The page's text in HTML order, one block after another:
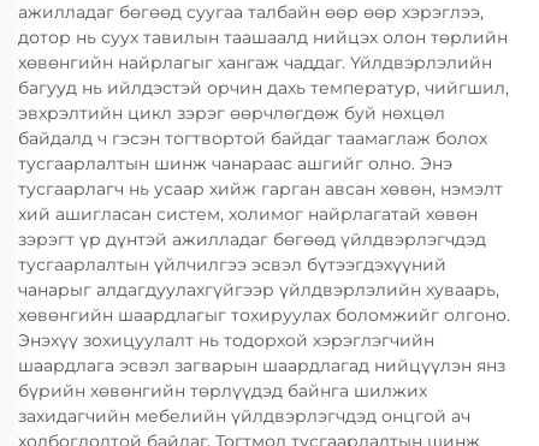
ажилладаг бөгөөд суугаа талбайн өөр өөр хэрэглээ,
дотор нь суух тавилын таашаалд нийцэх олон төрлийн
хөвөнгийн найрлагыг хангаж чаддаг. Үйлдвэрлэлийн
багууд нь ийлдэстэй орчин дахь температур, чийгшил,
эвхрэлтийн цикл зэрэг өөрчлөгдөж буй нөхцөл
байдалд ч гэсэн тогтвортой байдаг таамаглаж болох
тусгаарлалтын шинж чанараас ашгийг олно. Энэ
тусгаарлагч нь усаар хийж гарган авсан хөвөн, нэмэлт
хий ашигласан систем, холимог найрлагатай хөвөн
зэрэгт үр дүнтэй ажилладаг бөгөөд үйлдвэрлэгчдэд
тусгаарлалтын үйлчилгээ эсвэл бүтээгдэхүүний
чанарыг алдагдуулахгүйгээр үйлдвэрлэлийн хуваарь,
хөвөнгийн шаардлагыг тохируулах боломжийг олгоно.
Энэхүү зохицуулалт нь тодорхой хэрэглэгчийн
шаардлага эсвэл загварын шаардлагад нийцүүлэн янз
бүрийн хөвөнгийн төрлүүдэд байнга шилжих
захидагчийн мебелийн үйлдвэрлэгчдэд онцгой ач
холбогдолтой байдаг. Тогтмол тусгаарлалтын шинж